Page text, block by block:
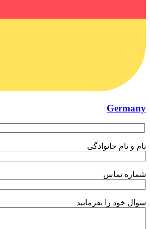
Germany
نام و نام خانوادگی
شماره تماس
سوال خود را بفرمایید